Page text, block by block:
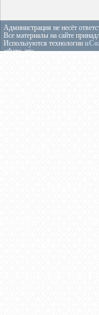
Администрация не несёт
Все материалы на сайте
Используются технологии
«theps.art»